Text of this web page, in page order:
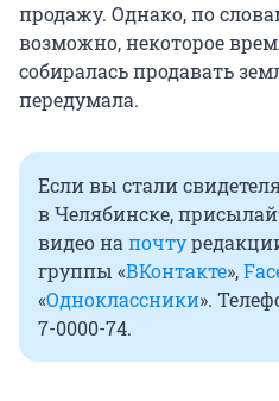
продажу. Однако, по
возможно, некоторое
собиралась продавать
передумала.
Если вы стали
в Челябинске,
видео напочту
группы «ВКонтакте»,
«Одноклассники».
7-0000-74.